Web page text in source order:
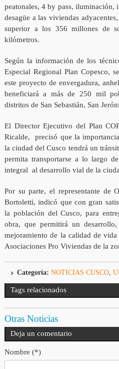
peatonales, 4 by pass, iluminación,
desagüe a las viviendas
superior a los 356 millones de
kilómetros.
Según la información de los
Especial Regional Plan Copesco,
este proyecto de envergadura,
beneficiará a más de 250 mil
distritos de San Sebastián, San
El Director Ejecutivo del Plan
Ricalde, precisó que la
la ciudad del Cusco tendrá un
permita transportarse a lo largo
integral al desarrollo vial de la
Por su parte, el representante de
Bortoletti, indicó que con gran
la población del Cusco, para
obra, que permitirá un
mejoramiento de la calidad de
Asociaciones Pro Viviendas de la
Categoría: NOTICIAS CUSCO,
Tags relacionados
Otras Noticias
Deja un comentario
Nombre (*)